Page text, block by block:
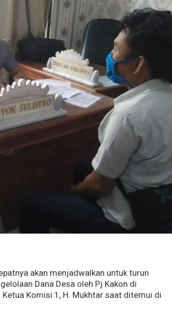
akan menjadwalkan untuk turun
Dana Desa oleh Pj Kakon di
Komisi 1, H. Mukhtar saat ditemui di